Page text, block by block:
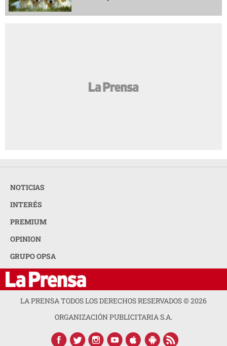
NOTICIAS
INTERÉS
PREMIUM
OPINION
GRUPO OPSA
LA PRENSA TODOS LOS DERECHOS RESERVADOS ©2026
ORGANIZACIÓN PUBLICITARIA S.A.